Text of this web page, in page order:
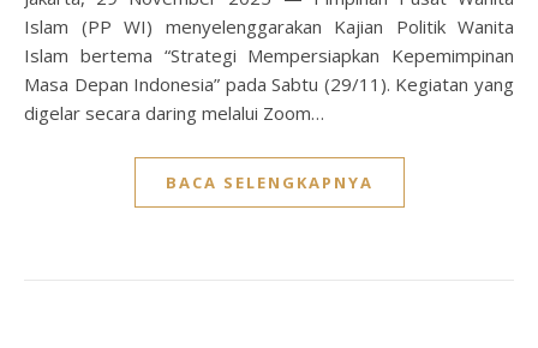
Islam (PP WI) menyelenggarakan Kajian Politik Wanita
Islam bertema “Strategi Mempersiapkan Kepemimpinan
Masa Depan Indonesia” pada Sabtu (29/11). Kegiatan yang
digelar secara daring melalui Zoom…
BACA SELENGKAPNYA